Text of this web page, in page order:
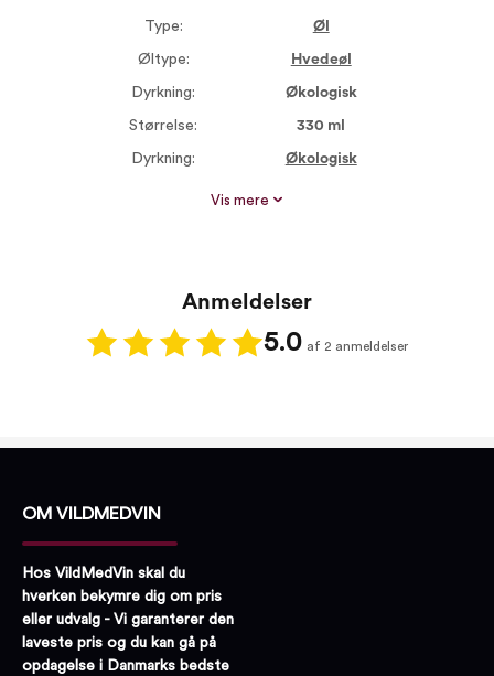
Type: Øl
Øltype: Hvedeøl
Dyrkning: Økologisk
Størrelse: 330 ml
Dyrkning: Økologisk
Vis mere
Anmeldelser
5.0 af 2 anmeldelser
OM VILDMEDVIN
Hos VildMedVin skal du
hverken bekymre dig om pris
eller udvalg - Vi garanterer den
laveste pris og du kan gå på
opdagelse i Danmarks bedste